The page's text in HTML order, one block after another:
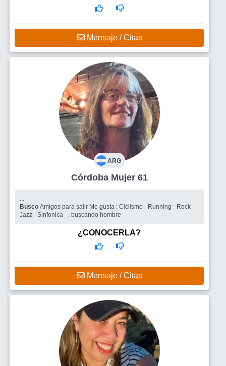
Mensaje / Citas
ARG
Córdoba Mujer 61
Busco Amigos para salir Me gusta : Ciclismo - Running - Rock -
Jazz - Sinfonica - , buscando hombre
¿CONOCERLA?
Mensaje / Citas